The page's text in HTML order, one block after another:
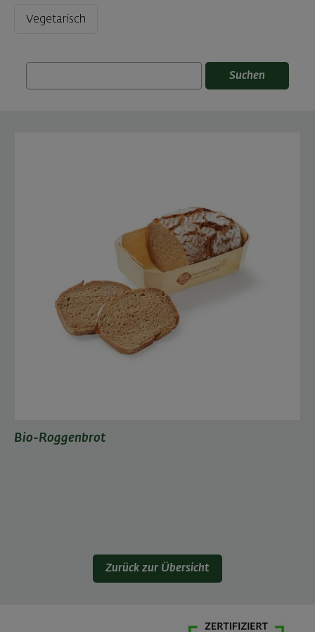
Vegetarisch
Suchen
Bio-Roggenbrot
Zurück zur Übersicht